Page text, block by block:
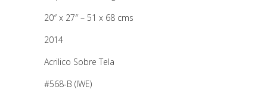
20″ x 27″ – 51 x 68 cms
2014
Acrilico Sobre Tela
#568-B (IWE)